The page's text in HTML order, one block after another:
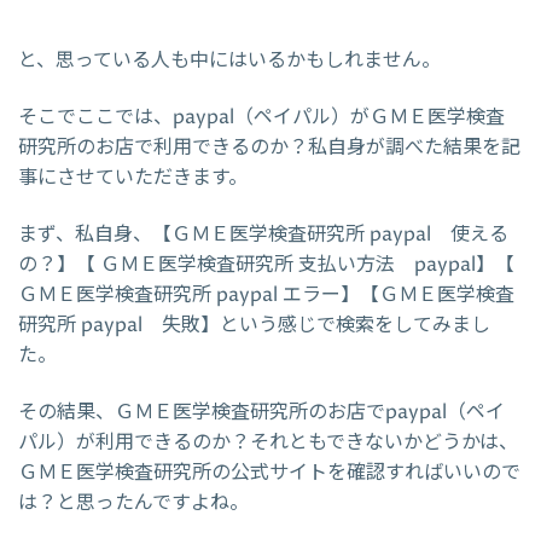
と、思っている人も中にはいるかもしれません。
そこでここでは、paypal（ペイパル）がＧＭＥ医学検査
研究所のお店で利用できるのか？私自身が調べた結果を記
事にさせていただきます。
まず、私自身、【ＧＭＥ医学検査研究所 paypal 使える
の？】【 ＧＭＥ医学検査研究所 支払い方法 paypal】【
ＧＭＥ医学検査研究所 paypal エラー】【ＧＭＥ医学検査
研究所 paypal 失敗】という感じで検索をしてみまし
た。
その結果、ＧＭＥ医学検査研究所のお店でpaypal（ペイ
パル）が利用できるのか？それともできないかどうかは、
ＧＭＥ医学検査研究所の公式サイトを確認すればいいので
は？と思ったんですよね。